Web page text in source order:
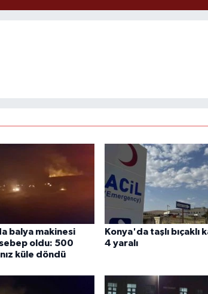
balya makinesi
oldu: 500
küle döndü
Konya'da taşlı bıçaklı
4 yaralı